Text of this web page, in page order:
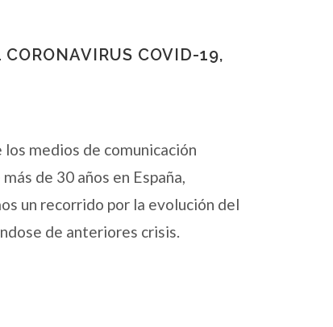
COVID-19,
medios de comunicación
de 30 años en España,
un recorrido por la evolución del
de anteriores crisis.